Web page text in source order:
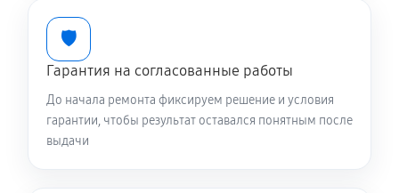
🛡️
Гарантия на согласованные работы
До начала ремонта фиксируем решение и условия
гарантии, чтобы результат оставался понятным после
выдачи